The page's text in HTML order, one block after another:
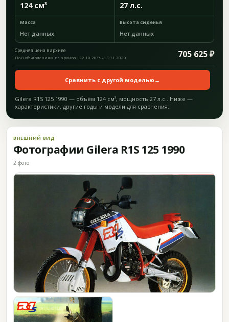
124 см³ 27 л.с.
Масса
Нет данных
Высота сиденья
Нет данных
Средняя цена в архиве 705 625 ₽
По 8 объявлениям из архива · 22.10.2019–13.11.2020
Сравнить с другой моделью →
Gilera R1S 125 1990 — объём 124 см³, мощность 27 л.с.. Ниже —
характеристики, другие годы и модели для сравнения.
ВНЕШНИЙ ВИД
Фотографии Gilera R1S 125 1990
2 фото